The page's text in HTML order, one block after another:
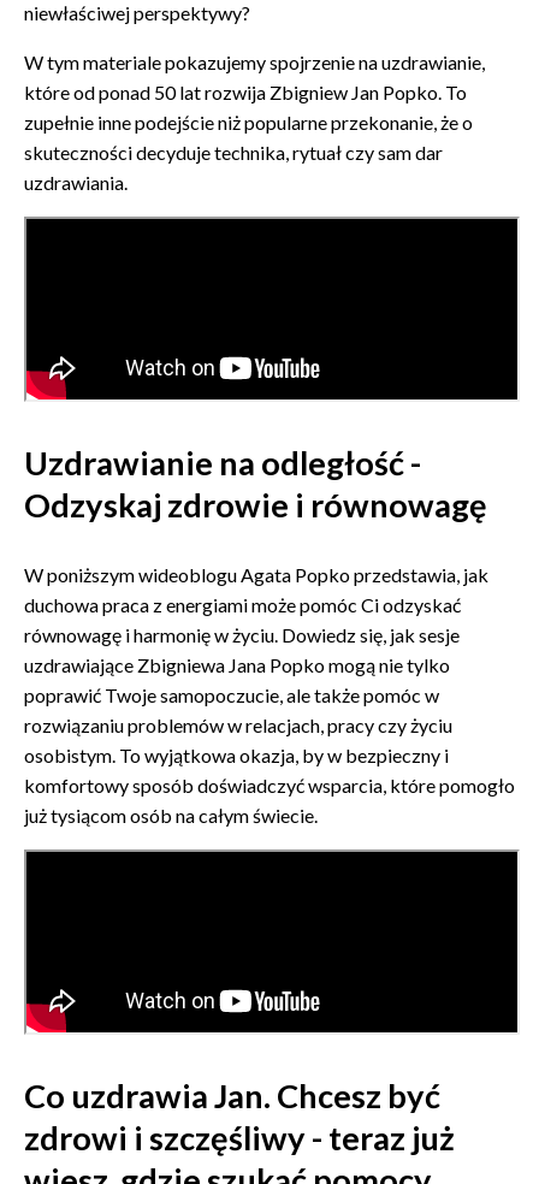
niewłaściwej perspektywy?
W tym materiale pokazujemy spojrzenie na uzdrawianie,
które od ponad 50 lat rozwija Zbigniew Jan Popko. To
zupełnie inne podejście niż popularne przekonanie, że o
skuteczności decyduje technika, rytuał czy sam dar
uzdrawiania.
Uzdrawianie na odległość -
Odzyskaj zdrowie i równowagę
W poniższym wideoblogu Agata Popko przedstawia, jak
duchowa praca z energiami może pomóc Ci odzyskać
równowagę i harmonię w życiu. Dowiedz się, jak sesje
uzdrawiające Zbigniewa Jana Popko mogą nie tylko
poprawić Twoje samopoczucie, ale także pomóc w
rozwiązaniu problemów w relacjach, pracy czy życiu
osobistym. To wyjątkowa okazja, by w bezpieczny i
komfortowy sposób doświadczyć wsparcia, które pomogło
już tysiącom osób na całym świecie.
Co uzdrawia Jan. Chcesz być
zdrowi i szczęśliwy - teraz już